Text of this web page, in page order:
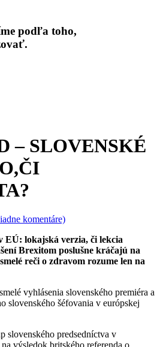
podľa toho,
– SLOVENSKÉ
komentáre)
EÚ: lokajská verzia, či lekcia
Brexitom poslušne kráčajú na
reči o zdravom rozume len na
vyhlásenia slovenského premiéra a
slovenského šéfovania v európskej
slovenského predsedníctva v